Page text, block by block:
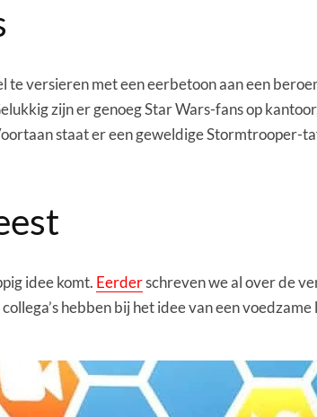
versieren met een eerbetoon aan een
zijn er genoeg Star Wars-fans op
staat er een geweldige Stormtrooper-
idee komt. Eerderschreven we al over de
hebben bij het idee van een